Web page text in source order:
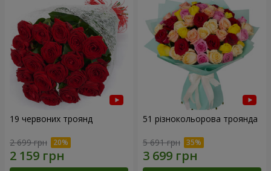
19 червоних троянд
2 699 грн
51 різнокольорова троянда
5 691 грн